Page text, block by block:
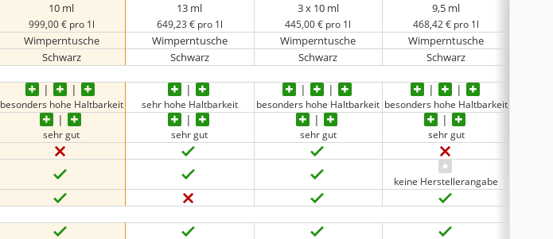
10 ml
999,00 € pro 1l
13 ml
649,23 € pro 1l
3 x 10 ml
445,00 € pro 1l
9,5 ml
468,42 € pro 1l
Wimperntusche Wimperntusche Wimperntusche Wimperntusche
Schwarz Schwarz Schwarz
Schwarz
besonders hohe Haltbarkeit sehr hohe Haltbarkeit besonders hohe Haltbarkeit besonders hohe Haltbarkeit
sehr gut sehr gut sehr gut sehr gut
keine Herstellerangabe